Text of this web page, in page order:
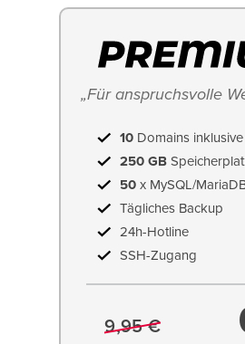
„Für anspruchsvolle
10 Domains inklusive
250 GB
50 x MySQL/
Tägliches Backup
24h-Hotline
SSH-Zugang
9,95 €